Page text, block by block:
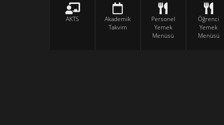
AKTS
Akademik
Takvim
Personel
Yemek
Menüsü
Öğrenci
Yemek
Menüsü